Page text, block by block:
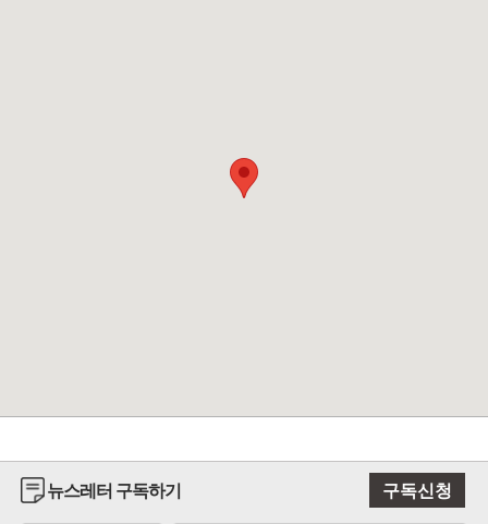
뉴스레터 구독하기 구독신청